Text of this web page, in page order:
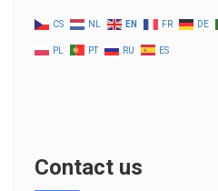
CS NL EN FR DE
PL PT RU ES
Contact us